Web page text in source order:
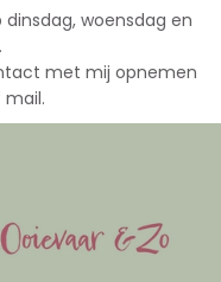
woensdag en
met mij opnemen